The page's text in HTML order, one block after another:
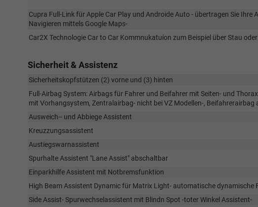
Cupra Full-Link für Apple Car Play und Androide Auto - übertragen Sie
Navigieren mittels Google Maps-
Car2X Technologie Car to Car Kommnukatuíon zum Beispiel über Stau
Sicherheit & Assistenz
Sicherheitskopfstützen (2) vorne und (3) hinten
Full-Airbag System: Airbags für Fahrer und Beifahrer mit Seiten- und
mit Vorhangsystem, Zentralairbag- nicht bei VZ Modellen-, Beifahrerairbag
Ausweich-- und Abbiege Assistent
Kreuzzungsassistent
Austiegswarnassistent
Spurhalte Assistent "Lane Assist" abschaltbar
Einparkhilfe Assistent mit Notbremsfunktion
High Beam Assistent Dynamic für Matrix Light- automatische dynamische
Side Assist- Spurwechselassistent mit Blindn Spot -toter Winkel Assistent-